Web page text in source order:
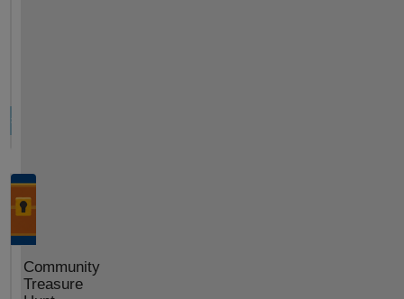
Community
Treasure